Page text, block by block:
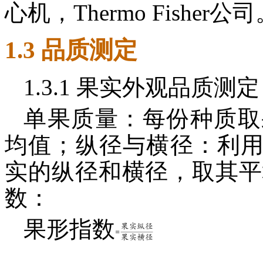
心机，Thermo Fisher公司
1.3 品质测定
1.3.1 果实外观品质测定
单果质量：每份种质
均值；纵径与横径：利
实的纵径和横径，取其
数：
果形指数